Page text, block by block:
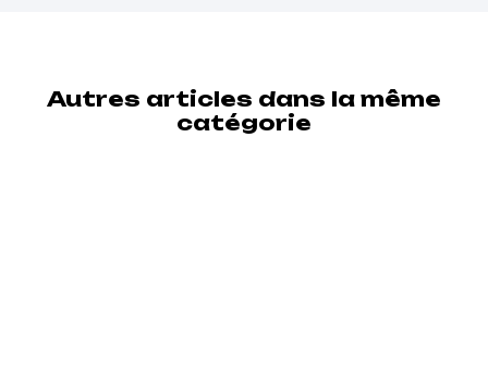
Autres articles dans la même
catégorie